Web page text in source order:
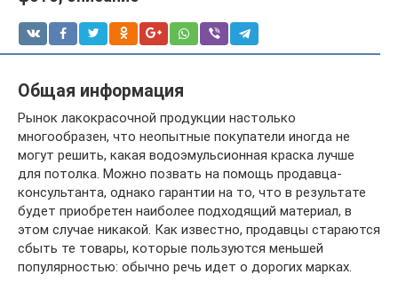
Общая информация
Рынок лакокрасочной продукции настолько
многообразен, что неопытные покупатели иногда не
могут решить, какая водоэмульсионная краска лучше
для потолка. Можно позвать на помощь продавца-
консультанта, однако гарантии на то, что в результате
будет приобретен наиболее подходящий материал, в
этом случае никакой. Как известно, продавцы стараются
сбыть те товары, которые пользуются меньшей
популярностью: обычно речь идет о дорогих марках.